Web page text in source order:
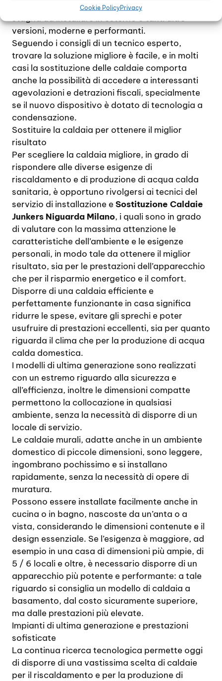
Cookie PolicyPrivacy
caldaie a basamento o murali, modelli a tenuta
stagna da installare in esterno e tanti altre
versioni, moderne e performanti.
Seguendo i consigli di un tecnico esperto,
trovare la soluzione migliore è facile, e in molti
casi la sostituzione delle caldaie comporta
anche la possibilità di accedere a interessanti
agevolazioni e detrazioni fiscali, specialmente
se il nuovo dispositivo è dotato di tecnologia a
condensazione.
Sostituire la caldaia per ottenere il miglior
risultato
Per scegliere la caldaia migliore, in grado di
rispondere alle diverse esigenze di
riscaldamento e di produzione di acqua calda
sanitaria, è opportuno rivolgersi ai tecnici del
servizio di installazione eSostituzione Caldaie
Junkers Niguarda Milano, i quali sono in grado
di valutare con la massima attenzione le
caratteristiche dell’ambiente e le esigenze
personali, in modo tale da ottenere il miglior
risultato, sia per le prestazioni dell’apparecchio
che per il risparmio energetico e il comfort.
Disporre di una caldaia efficiente e
perfettamente funzionante in casa significa
ridurre le spese, evitare gli sprechi e poter
usufruire di prestazioni eccellenti, sia per quanto
riguarda il clima che per la produzione di acqua
calda domestica.
I modelli di ultima generazione sono realizzati
con un estremo riguardo alla sicurezza e
all’efficienza, inoltre le dimensioni compatte
permettono la collocazione in qualsiasi
ambiente, senza la necessità di disporre di un
locale di servizio.
Le caldaie murali, adatte anche in un ambiente
domestico di piccole dimensioni, sono leggere,
ingombrano pochissimo e si installano
rapidamente, senza la necessità di opere di
muratura.
Possono essere installate facilmente anche in
cucina o in bagno, nascoste da un’anta o a
vista, considerando le dimensioni contenute e il
design essenziale. Se l’esigenza è maggiore, ad
esempio in una casa di dimensioni più ampie, di
5 / 6 locali e oltre, è necessario disporre di un
apparecchio più potente e performante: a tale
riguardo si consiglia un modello di caldaia a
basamento, dal costo sicuramente superiore,
ma dalle prestazioni più elevate.
Impianti di ultima generazione e prestazioni
sofisticate
La continua ricerca tecnologica permette oggi
di disporre di una vastissima scelta di caldaie
per il riscaldamento e per la produzione di